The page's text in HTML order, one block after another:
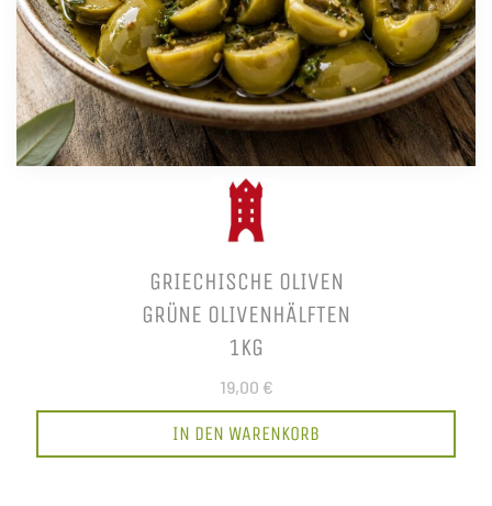
GRIECHISCHE OLIVEN
GRÜNE OLIVENHÄLFTEN
1KG
19,00 €
IN DEN WARENKORB